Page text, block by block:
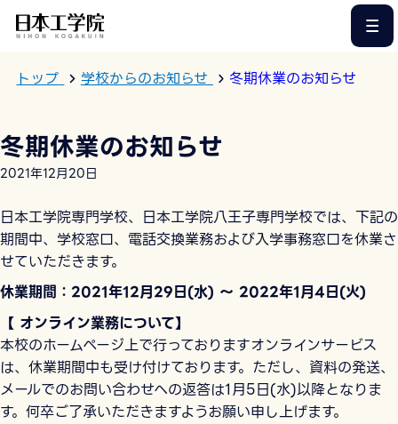
トップ 学校からのお知らせ 冬期休業のお知らせ
冬期休業のお知らせ
2021年12月20日
日本工学院専門学校、日本工学院八王子専門学校では、下記の
期間中、学校窓口、電話交換業務および入学事務窓口を休業さ
せていただきます。
休業期間：2021年12月29日(水) ～ 2022年1月4日(火)
【 オンライン業務について】
本校のホームページ上で行っておりますオンラインサービス
は、休業期間中も受け付けております。ただし、資料の発送、
メールでのお問い合わせへの返答は1月5日(水)以降となりま
す。何卒ご了承いただきますようお願い申し上げます。